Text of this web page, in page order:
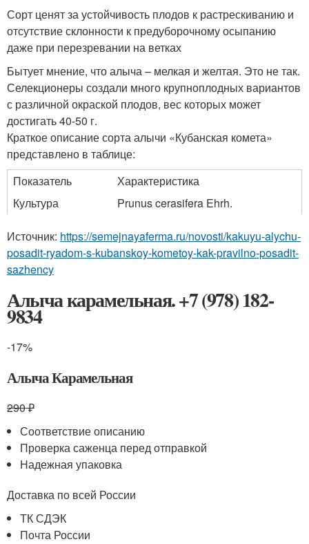
Сорт ценят за устойчивость плодов к растрескиванию и
отсутствие склонности к предуборочному осыпанию
даже при перезревании на ветках
Бытует мнение, что алыча – мелкая и желтая. Это не так.
Селекционеры создали много крупноплодных вариантов
с различной окраской плодов, вес которых может
достигать 40-50 г.
Краткое описание сорта алычи «Кубанская комета»
представлено в таблице:
Показатель
Характеристика
Культура
Prunus cerasifera Ehrh.
Источник: https://semejnayaferma.ru/novosti/kakuyu-alychu-
posadit-ryadom-s-kubanskoy-kometoy-kak-pravilno-posadit-
sazhency
Алыча карамельная. +7 (978) 182-
9834
-17%
Алыча Карамельная
290 ₽
Соответствие описанию
Проверка саженца перед отправкой
Надежная упаковка
Доставка по всей России
ТК СДЭК
Почта России